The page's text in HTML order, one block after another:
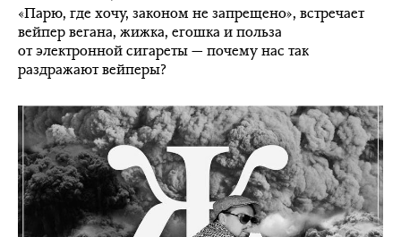
«Парю, где хочу, законом не запрещено», встречает
вейпер вегана, жижка, егошка и польза
от электронной сигареты — почему нас так
раздражают вейперы?